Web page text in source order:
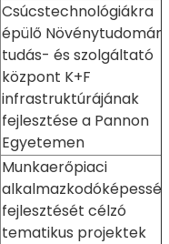
Csúcstechnológiákra
épülő
tudás- és szolgáltató
központ K+F
infrastruktúrájának
fejlesztése a Pannon
Egyetemen
Munkaerőpiaci
fejlesztését célzó
tematikus projektek